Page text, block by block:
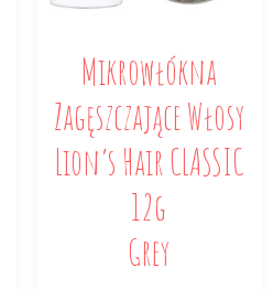
Mikrowłókna
Zagęszczające Włosy
Lion’s Hair CLASSIC
12g
Grey